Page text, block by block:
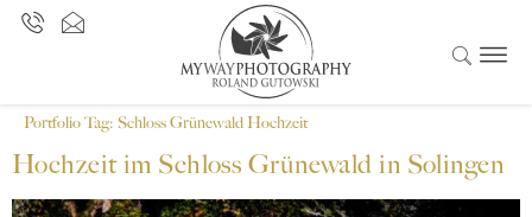
Portfolio Tag: Schloss Grünewald Hochzeit
Hochzeit im Schloss Grünewald in Solingen